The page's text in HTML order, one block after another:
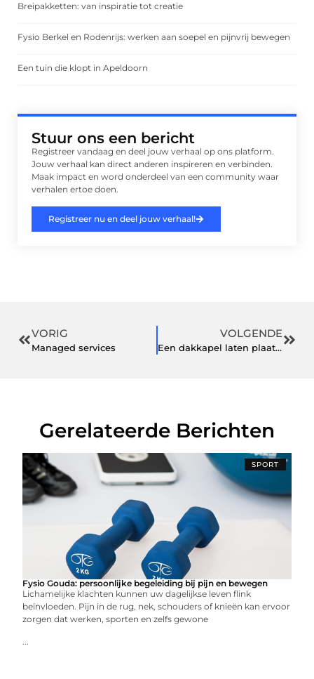
Breipakketten: van inspiratie tot creatie
Fysio Berkel en Rodenrijs: werken aan soepel en pijnvrij bewegen
Een tuin die klopt in Apeldoorn
Stuur ons een bericht
Registreer vandaag en deel jouw verhaal op ons platform.
Jouw verhaal kan direct anderen inspireren en verbinden.
Maak impact en word onderdeel van een community waar
verhalen ertoe doen.
Registreer nu en deel jouw verhaal!
VORIG
Managed services
VOLGENDE
Een dakkapel laten plaatsen door dit bedrijf uit Nijmegen
Gerelateerde Berichten
SPORT
Fysio Gouda: persoonlijke begeleiding bij pijn en bewegen
Lichamelijke klachten kunnen uw dagelijkse leven flink
beïnvloeden. Pijn in de rug, nek, schouders of knieën kan ervoor
zorgen dat werken, sporten en zelfs gewone
...